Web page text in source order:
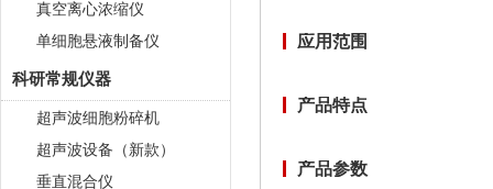
真空离心浓缩仪
单细胞悬液制备仪
科研常规仪器
超声波细胞粉碎机
超声波设备（新款）
垂直混合仪
应用范围
产品特点
产品参数